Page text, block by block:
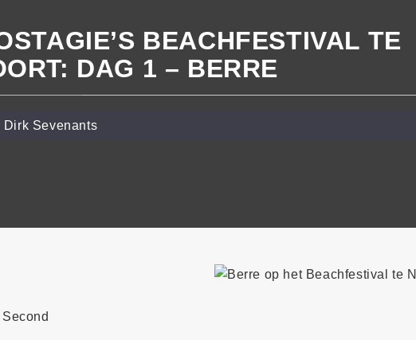
BEACHFESTIVAL TE
DAG 1 – BERRE
Dirk Sevenants